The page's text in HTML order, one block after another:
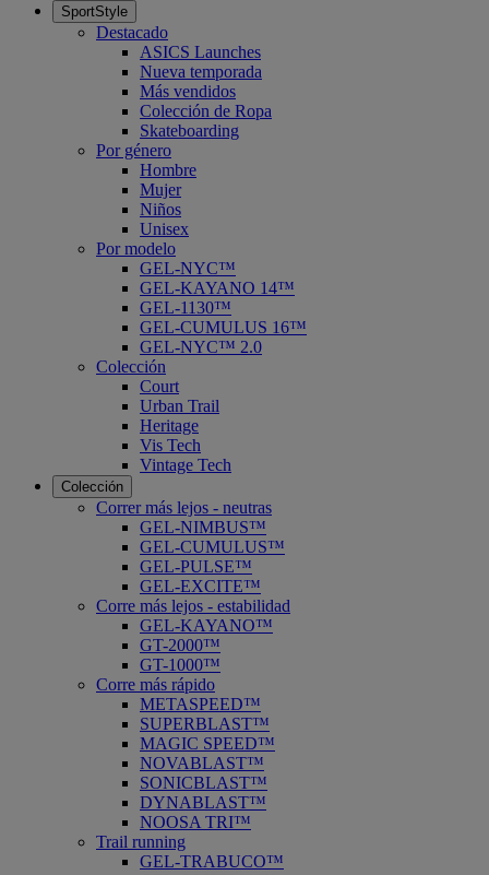
SportStyle
Destacado
ASICS Launches
Nueva temporada
Más vendidos
Colección de Ropa
Skateboarding
Por género
Hombre
Mujer
Niños
Unisex
Por modelo
GEL-NYC™
GEL-KAYANO 14™
GEL-1130™
GEL-CUMULUS 16™
GEL-NYC™ 2.0
Colección
Court
Urban Trail
Heritage
Vis Tech
Vintage Tech
Colección
Correr más lejos - neutras
GEL-NIMBUS™
GEL-CUMULUS™
GEL-PULSE™
GEL-EXCITE™
Corre más lejos - estabilidad
GEL-KAYANO™
GT-2000™
GT-1000™
Corre más rápido
METASPEED™
SUPERBLAST™
MAGIC SPEED™
NOVABLAST™
SONICBLAST™
DYNABLAST™
NOOSA TRI™
Trail running
GEL-TRABUCO™